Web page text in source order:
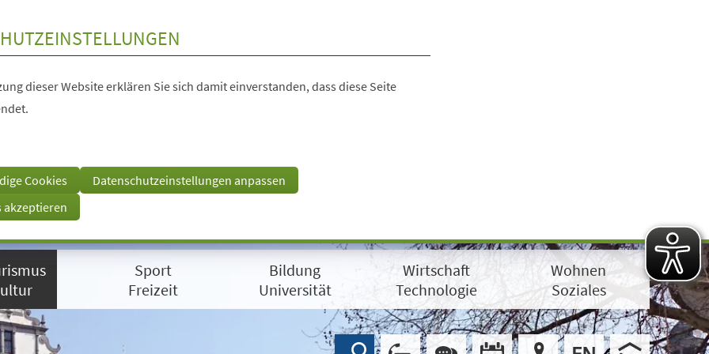
dieser Website erklären Sie sich damit einverstanden, dass diese Seite
Cookies
Datenschutzeinstellungen anpassen
akzeptieren
Sport
Freizeit
Bildung
Universität
Wirtschaft
Technologie
Wohnen
Soziales